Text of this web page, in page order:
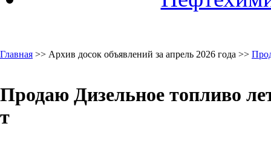
Главная >> Архив досок объявлений за апрель 2026 года >>
Продаю Дизельное топливо
т